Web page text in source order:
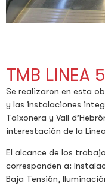
TMB LINEA 5
Se realizaron en esta
y las instalaciones
Taixonera y Vall
interestación de la
El alcance de los
corresponden a:
Baja Tensión,